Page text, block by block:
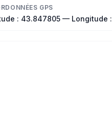
GPS
: 43.847805 — Longitude :